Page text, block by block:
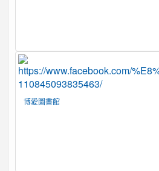
博愛圖書館